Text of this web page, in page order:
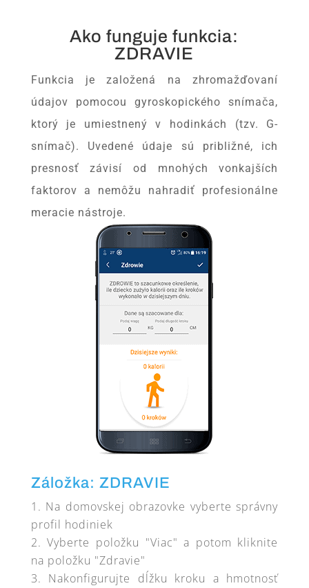
Ako funguje funkcia:
ZDRAVIE
Funkcia je založená na zhromažďovaní
údajov pomocou gyroskopického snímača,
ktorý je umiestnený v hodinkách (tzv. G-
snímač). Uvedené údaje sú približné, ich
presnosť závisí od mnohých vonkajších
faktorov a nemôžu nahradiť profesionálne
meracie nástroje.
Záložka: ZDRAVIE
Na domovskej obrazovke vyberte správny
profil hodiniek
Vyberte položku "Viac" a potom kliknite
na položku "Zdravie"
Nakonfigurujte dĺžku kroku a hmotnosť